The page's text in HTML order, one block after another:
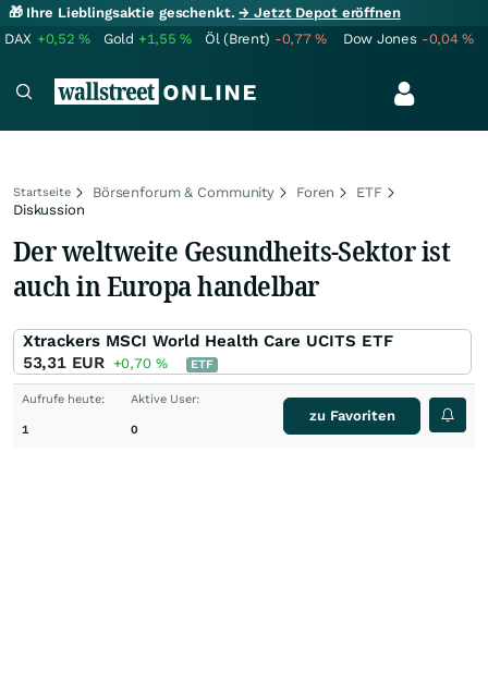
🎁 Ihre Lieblingsaktie geschenkt.→ Jetzt Depot eröffnen
DAX +0,52% Gold +1,55% Öl (Brent) -0,77% Dow Jones -0,04%
Startseite Börsenforum & Community Foren
ETF
Diskussion
Der weltweite Gesundheits-Sektor ist
auch in Europa handelbar
Xtrackers MSCI World Health Care UCITS ETF
53,31 EUR +0,70 % ETF
Aufrufe heute:
1
Aktive User:
0
zu Favoriten